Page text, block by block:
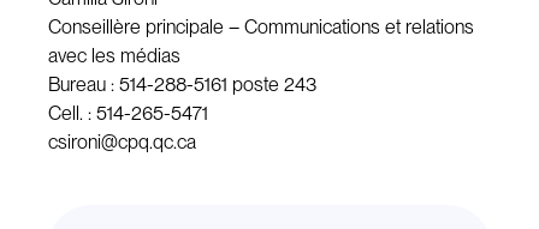
Conseillère principale – Communications et relations
avec les médias
Bureau : 514-288-5161 poste 243
Cell. : 514-265-5471
csironi@cpq.qc.ca